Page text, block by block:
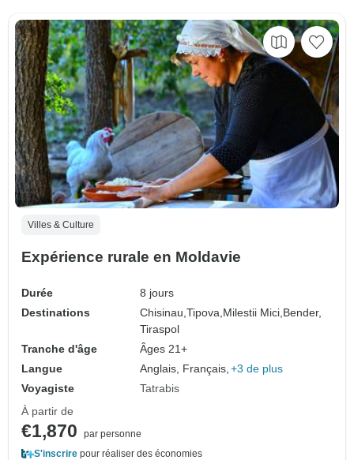
Villes & Culture
Expérience rurale en Moldavie
Durée
8 jours
Destinations
Chisinau,Tipova, Milestii Mici, Bender,
Tiraspol
Tranche d'âge
Âges 21+
Langue
Anglais, Français, +3 de plus
Voyagiste
Tatrabis
À partir de
€1,870
par personne
S'inscrire pour réaliser des économies